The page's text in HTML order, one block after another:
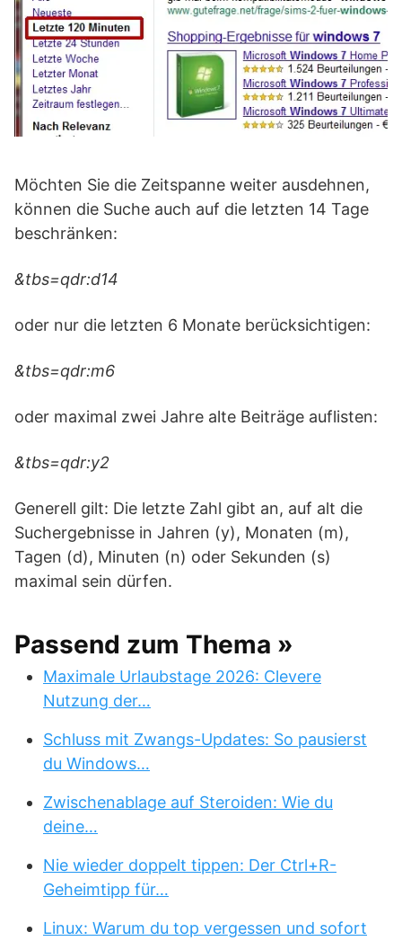
Möchten Sie die Zeitspanne weiter ausdehnen,
können die Suche auch auf die letzten 14 Tage
beschränken:
&tbs=qdr:d14
oder nur die letzten 6 Monate berücksichtigen:
&tbs=qdr:m6
oder maximal zwei Jahre alte Beiträge auflisten:
&tbs=qdr:y2
Generell gilt: Die letzte Zahl gibt an, auf alt die
Suchergebnisse in Jahren (y), Monaten (m),
Tagen (d), Minuten (n) oder Sekunden (s)
maximal sein dürfen.
Passend zum Thema »
Maximale Urlaubstage 2026: Clevere
Nutzung der…
Schluss mit Zwangs-Updates: So pausierst
du Windows…
Zwischenablage auf Steroiden: Wie du
deine…
Nie wieder doppelt tippen: Der Ctrl+R-
Geheimtipp für…
Linux: Warum du top vergessen und sofort